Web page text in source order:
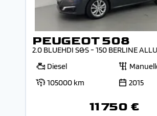
PEUGEOT 508
2.0 BLUEHDI S&S - 150 BERLINE
Diesel
105000 km
2015
11 750 €